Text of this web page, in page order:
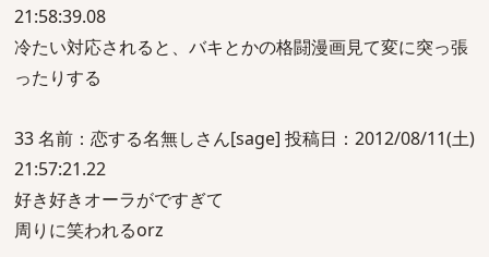
21:58:39.08
冷たい対応されると、バキとかの格闘漫画見て変に突っ張
ったりする
33 名前：恋する名無しさん[sage] 投稿日：2012/08/11(土)
21:57:21.22
好き好きオーラがですぎて
周りに笑われるorz